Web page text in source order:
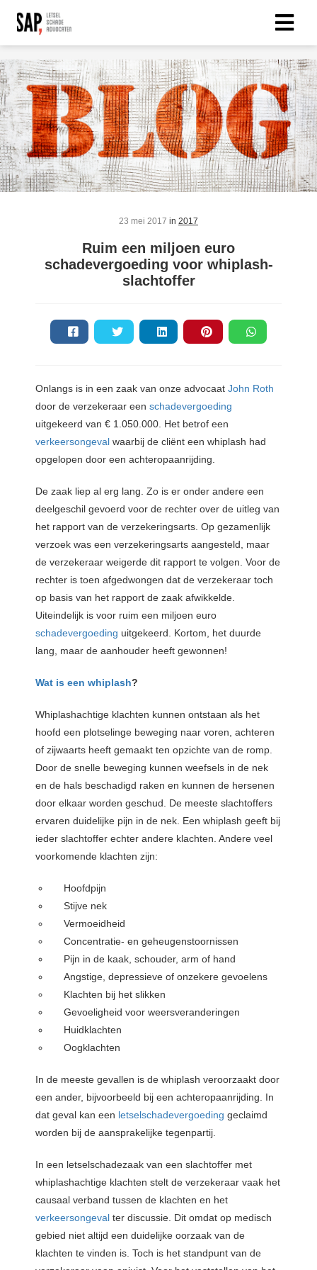
23 mei 2017 in 2017
Ruim een miljoen euro
schadevergoeding voor whiplash-
slachtoffer
Onlangs is in een zaak van onze advocaat John Roth
door de verzekeraar een schadevergoeding
uitgekeerd van € 1.050.000. Het betrof een
verkeersongeval waarbij de cliënt een whiplash had
opgelopen door een achteropaanrijding.
De zaak liep al erg lang. Zo is er onder andere een
deelgeschil gevoerd voor de rechter over de uitleg van
het rapport van de verzekeringsarts. Op gezamenlijk
verzoek was een verzekeringsarts aangesteld, maar
de verzekeraar weigerde dit rapport te volgen. Voor de
rechter is toen afgedwongen dat de verzekeraar toch
op basis van het rapport de zaak afwikkelde.
Uiteindelijk is voor ruim een miljoen euro
schadevergoeding uitgekeerd. Kortom, het duurde
lang, maar de aanhouder heeft gewonnen!
Wat is een whiplash?
Whiplashachtige klachten kunnen ontstaan als het
hoofd een plotselinge beweging naar voren, achteren
of zijwaarts heeft gemaakt ten opzichte van de romp.
Door de snelle beweging kunnen weefsels in de nek
en de hals beschadigd raken en kunnen de hersenen
door elkaar worden geschud. De meeste slachtoffers
ervaren duidelijke pijn in de nek. Een whiplash geeft bij
ieder slachtoffer echter andere klachten. Andere veel
voorkomende klachten zijn:
Hoofdpijn
Stijve nek
Vermoeidheid
Concentratie- en geheugenstoornissen
Pijn in de kaak, schouder, arm of hand
Angstige, depressieve of onzekere gevoelens
Klachten bij het slikken
Gevoeligheid voor weersveranderingen
Huidklachten
Oogklachten
In de meeste gevallen is de whiplash veroorzaakt door
een ander, bijvoorbeeld bij een achteropaanrijding. In
dat geval kan een letselschadevergoeding geclaimd
worden bij de aansprakelijke tegenpartij.
In een letselschadezaak van een slachtoffer met
whiplashachtige klachten stelt de verzekeraar vaak het
causaal verband tussen de klachten en het
verkeersongeval ter discussie. Dit omdat op medisch
gebied niet altijd een duidelijke oorzaak van de
klachten te vinden is. Toch is het standpunt van de